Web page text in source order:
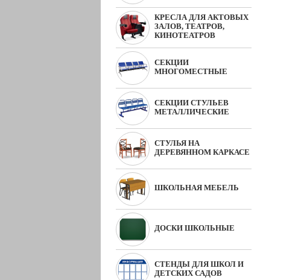
КРЕСЛА ДЛЯ АКТОВЫХ
ЗАЛОВ, ТЕАТРОВ,
КИНОТЕАТРОВ
СЕКЦИИ
МНОГОМЕСТНЫЕ
СЕКЦИИ СТУЛЬЕВ
МЕТАЛЛИЧЕСКИЕ
СТУЛЬЯ НА
ДЕРЕВЯННОМ КАРКАСЕ
ШКОЛЬНАЯ МЕБЕЛЬ
ДОСКИ ШКОЛЬНЫЕ
СТЕНДЫ ДЛЯ ШКОЛ И
ДЕТСКИХ САДОВ